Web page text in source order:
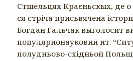
Стшельцях Краєньскых, де о
ся стріча присьвячена
Богдан Гальчак выголосит
популярнонауковий нт.
полудньово-східньой